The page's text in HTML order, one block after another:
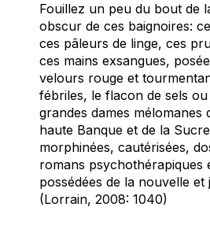
Fouillez un peu du bout de
obscur de ces baignoires:
ces pâleurs de linge, ces
ces mains exsangues,
velours rouge et
fébriles, le flacon de sels ou
grandes dames
haute Banque et de la
morphinées, cautérisées,
romans psychothérapiques
possédées de la nouvelle
(Lorrain, 2008: 1040)